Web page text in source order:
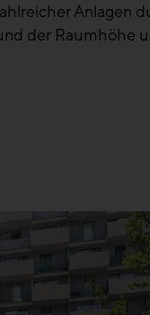
Anlagen
der Raumhöhe